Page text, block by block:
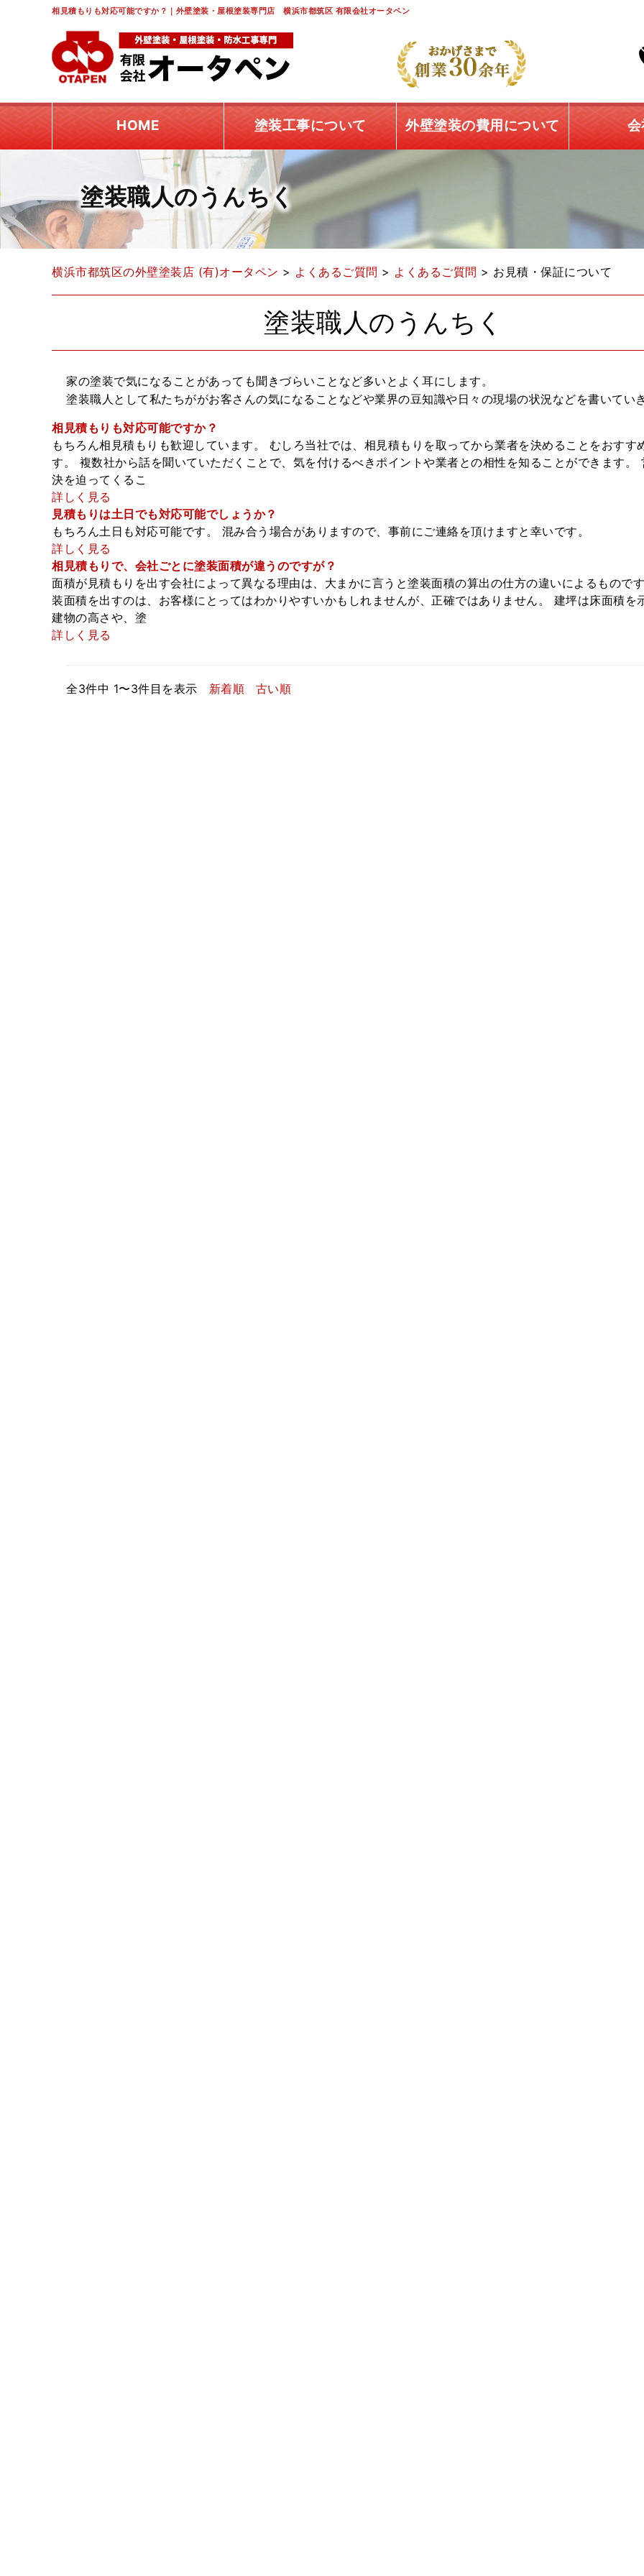
相見積もりも対応可能ですか？｜外壁塗装・屋根塗装専門店 横浜市都筑区 有限会社オータペン
HOME 塗装工事について 外壁塗装の費用について
塗装職人のうんちく
横浜市都筑区の外壁塗装店 (有)オータペン > よくあるご質問 > よくあるご質問 > お見積・保証について
塗装職人のうんちく
家の塗装で気になることがあっても聞きづらいことなど多いとよく耳にします。
塗装職人として私たちががお客さんの気になることなどや業界の豆知識や日々の現場の状況などを書いてい
相見積もりも対応可能ですか？
もちろん相見積もりも歓迎しています。 むしろ当社では、相見積もりを取ってから業者を決めることをおすす
す。 複数社から話を聞いていただくことで、気を付けるべきポイントや業者との相性を知ることができます。
決を迫ってくるこ
詳しく見る
見積もりは土日でも対応可能でしょうか？
もちろん土日も対応可能です。 混み合う場合がありますので、事前にご連絡を頂けますと幸いです。
詳しく見る
相見積もりで、会社ごとに塗装面積が違うのですが？
面積が見積もりを出す会社によって異なる理由は、大まかに言うと塗装面積の算出の仕方の違いによるもので
装面積を出すのは、お客様にとってはわかりやすいかもしれませんが、正確ではありません。 建坪は床面積を
建物の高さや、塗
詳しく見る
全3件中 1〜3件目を表示 新着順 古い順